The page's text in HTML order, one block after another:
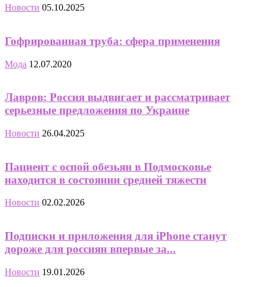
Новости 05.10.2025
Гофрированная труба: сфера применения
Мода 12.07.2020
Лавров: Россия выдвигает и рассматривает
серьезные предложения по Украине
Новости 26.04.2025
Пациент с оспой обезьян в Подмосковье
находится в состоянии средней тяжести
Новости 02.02.2026
Подписки и приложения для iPhone станут
дороже для россиян впервые за...
Новости 19.01.2026